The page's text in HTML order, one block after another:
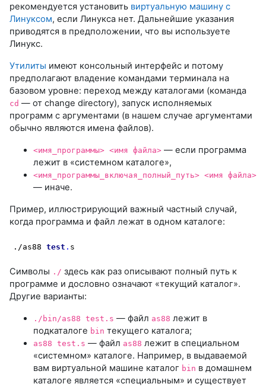
рекомендуется установить виртуальную машину с
Линуксом, если Линукса нет. Дальнейшие указания
приводятся в предположении, что вы используете
Линукс.
Утилиты имеют консольный интерфейс и потому
предполагают владение командами терминала на
базовом уровне: переход между каталогами (команда
cd — от change directory), запуск исполняемых
программ с аргументами (в нашем случае аргументами
обычно являются имена файлов).
<имя_программы> <имя файла> — если программа
лежит в «системном каталоге»,
<имя_программы_включая_полный_путь> <имя файла>
— иначе.
Пример, иллюстрирующий важный частный случай,
когда программа и файл лежат в одном каталоге:
./as88 test . s
Символы ./ здесь как раз описывают полный путь к
программе и дословно означают «текущий каталог».
Другие варианты:
./bin/as88 test.s — файл as88 лежит в
подкаталоге bin текущего каталога;
as88 test.s — файл as88 лежит в специальном
«системном» каталоге. Например, в выдаваемой
вам виртуальной машине каталог bin в домашнем
каталоге является «специальным» и существует